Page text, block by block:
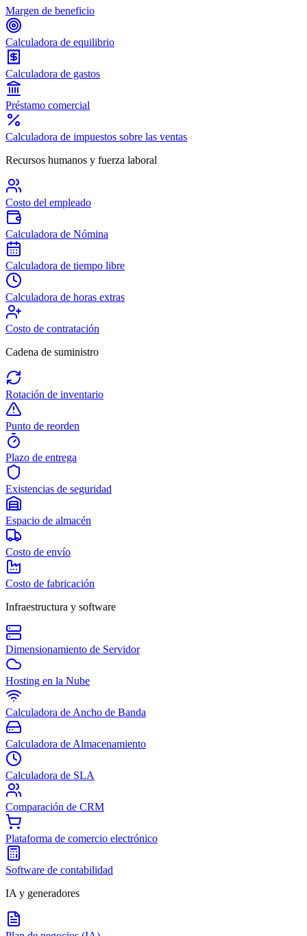
Margen de beneficio
Calculadora de equilibrio
Calculadora de gastos
Préstamo comercial
Calculadora de impuestos sobre las ventas
Recursos humanos y fuerza laboral
Costo del empleado
Calculadora de Nómina
Calculadora de tiempo libre
Calculadora de horas extras
Costo de contratación
Cadena de suministro
Rotación de inventario
Punto de reorden
Plazo de entrega
Existencias de seguridad
Espacio de almacén
Costo de envío
Costo de fabricación
Infraestructura y software
Dimensionamiento de Servidor
Hosting en la Nube
Calculadora de Ancho de Banda
Calculadora de Almacenamiento
Calculadora de SLA
Comparación de CRM
Plataforma de comercio electrónico
Software de contabilidad
IA y generadores